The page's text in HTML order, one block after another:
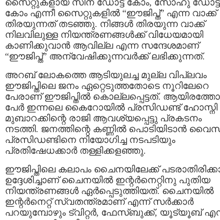
കോം എന്നീ സൈറ്റുകളില്‍ “ഈജിപ്ത്” എന്ന വാക്ക്‌
തിരയുന്നത് തടഞ്ഞു. നിങ്ങള്‍ തിരയുന്ന വാക്ക്‌
നിലവിലുള്ള നിയന്ത്രണങ്ങള്‍ക്ക് വിധേയമായി
കാണിക്കുവാന്‍ ആവില്ല എന്ന സന്ദേശമാണ്
“ഈജിപ്ത്” അന്വേഷിക്കുന്നവര്‍ക്ക് ലഭിക്കുന്നത്.
അറബ് ലോകത്തെ ആടിയുലച്ച മുല്ല വിപ്ലവം
ഈജിപ്തിലെ ജനം ഏറ്റെടുത്തതോടെ നൂറിലേറെ
പേരാണ് ഈജിപ്തില്‍ കൊല്ലപ്പെട്ടത്.
പേര്‍ ഇന്നലെ കൈറോയില്‍ പ്രസിഡണ്ട് ഹോസ്നി
മുബാറക്കിന്റെ രാജി ആവശ്യപ്പെട്ടു പ്രകടനം
നടത്തി. ജനത്തിന്റെ കണ്ണില്‍ പൊടിയിടാന്‍
പ്രസിഡണ്ടിനെ നിയോഗിച്ച നടപടിയും
പ്രതിഷേധക്കാര്‍ തള്ളിക്കളഞ്ഞു.
ഈജിപ്തിലെ കലാപം ചൈനയിലേക്ക്‌
ഉദ്ദേശിച്ചാണ് ചൈനയില്‍ ഇന്റര്‍നെറ്റിനു പുതിയ
നിയന്ത്രണങ്ങള്‍ ഏര്‍പ്പെടുത്തിയത്‌. ചൈനയില്‍
ഇന്റര്‍നെറ്റ്‌ സ്വതന്ത്രമാണ് എന്ന് സര്‍ക്കാര്‍
പറയുമ്പോഴും ട്വിറ്റര്‍, ഫേസ്ബുക്ക്, യൂട്യൂബ്